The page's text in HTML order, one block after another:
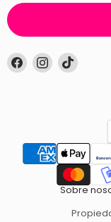
Encuéntrenos
en
en
Sobre